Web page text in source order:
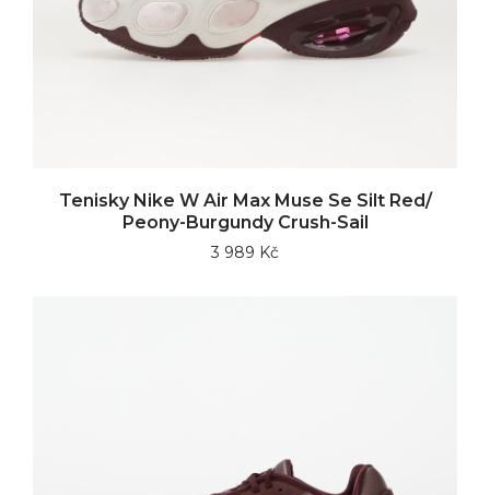
Tenisky Nike W Air Max Muse Se Silt Red/
Peony-Burgundy Crush-Sail
3 989 Kč